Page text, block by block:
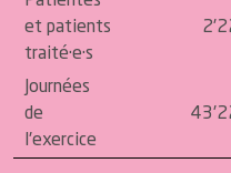
et patients
traité·e·s
Journées
de
l'exercice